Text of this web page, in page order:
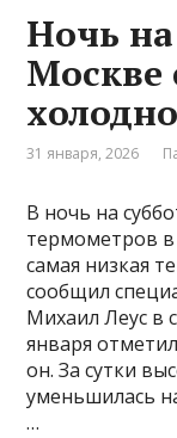
Ночь
Москве
31 января, 2026
В ночь на
термометров в
самая низкая
сообщил
Михаил Леус в
января
он. За сутки
уменьшилась
…